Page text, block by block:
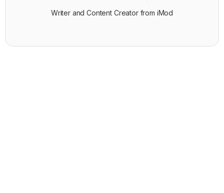
Writer and Content Creator from iMod